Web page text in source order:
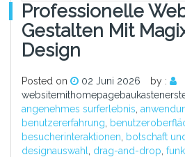
Professionelle
Gestalten Mit
Design
Posted on 02 Juni 2026
by :
angenehmes surferlebnis
benutzererfahrung
besucherinteraktionen
botschaft
designauswahl
drag-and-drop